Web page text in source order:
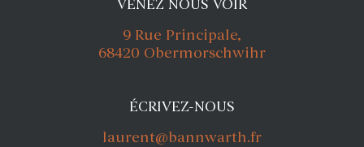
VENEZ NOUS VOIR
9 Rue Principale,
68420 Obermorschwihr
ÉCRIVEZ-NOUS
laurent@bannwarth.fr